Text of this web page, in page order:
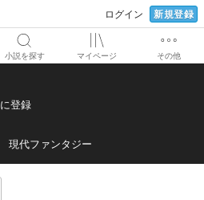
ログイン 新規登録
小説を探す マイページ その他
に登録
現代ファンタジー